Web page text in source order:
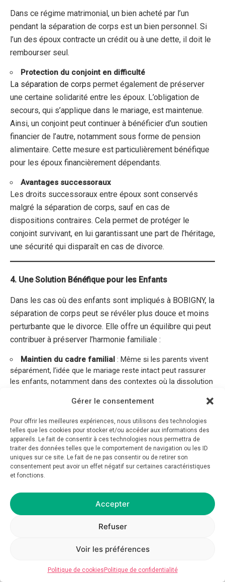
Gérer le consentement
Pour offrir les meilleures expériences, nous utilisons des technologies
telles que les cookies pour stocker et/ou accéder aux informations des
appareils. Le fait de consentir à ces technologies nous permettra de
traiter des données telles que le comportement de navigation ou les ID
uniques sur ce site. Le fait de ne pas consentir ou de retirer son
consentement peut avoir un effet négatif sur certaines caractéristiques
et fonctions.
Accepter
Refuser
Voir les préférences
Politique de cookies Politique de confidentialité
Dans ce régime matrimonial, un bien acheté par l’un
pendant la séparation de corps est un bien personnel. Si
l’un des époux contracte un crédit ou à une dette, il doit le
rembourser seul.
Protection du conjoint en difficulté
La séparation de corps permet également de préserver
une certaine solidarité entre les époux. L’obligation de
secours, qui s’applique dans le mariage, est maintenue.
Ainsi, un conjoint peut continuer à bénéficier d’un soutien
financier de l’autre, notamment sous forme de pension
alimentaire. Cette mesure est particulièrement bénéfique
pour les époux financièrement dépendants.
Avantages successoraux
Les droits successoraux entre époux sont conservés
malgré la séparation de corps, sauf en cas de
dispositions contraires. Cela permet de protéger le
conjoint survivant, en lui garantissant une part de l’héritage,
une sécurité qui disparaît en cas de divorce.
4. Une Solution Bénéfique pour les Enfants
Dans les cas où des enfants sont impliqués à BOBIGNY, la
séparation de corps peut se révéler plus douce et moins
perturbante que le divorce. Elle offre un équilibre qui peut
contribuer à préserver l’harmonie familiale :
Maintien du cadre familial : Même si les parents vivent
séparément, l’idée que le mariage reste intact peut rassurer
les enfants, notamment dans des contextes où la dissolution
Organisation claire des responsabilités parentales
permet au juge de statuer sur des questions telles que la
résidence des enfants, la garde partagée ou la pension
alimentaire. Les parents bénéficient ainsi d’un cadre clair et
officiel, tout en évitant les tensions qui accompagnent
souvent une procédure de divorce.
de poids pour les familles confrontées à des crises
conjugales.
similaire à celle dudivorce sans Juge, ce qui la rend